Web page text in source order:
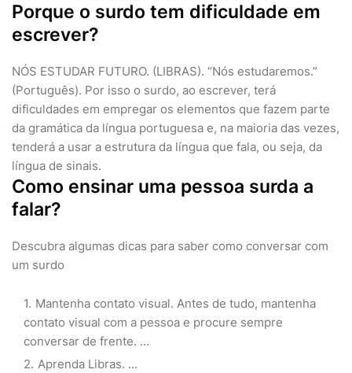
Porque o surdo tem dificuldade em
escrever?
NÓS ESTUDAR FUTURO. (LIBRAS). “Nós estudaremos.”
(Português). Por isso o surdo, ao escrever, terá
dificuldades em empregar os elementos que fazem parte
da gramática da língua portuguesa e, na maioria das vezes,
tenderá a usar a estrutura da língua que fala, ou seja, da
língua de sinais.
Como ensinar uma pessoa surda a
falar?
Descubra algumas dicas para saber como conversar com
um surdo
Mantenha contato visual. Antes de tudo, mantenha
contato visual com a pessoa e procure sempre
conversar de frente. ...
Aprenda Libras. ...